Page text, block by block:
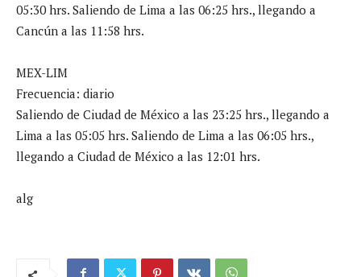
05:30 hrs. Saliendo de Lima a las 06:25 hrs., llegando a
Cancún a las 11:58 hrs.
MEX-LIM
Frecuencia: diario
Saliendo de Ciudad de México a las 23:25 hrs., llegando a
Lima a las 05:05 hrs. Saliendo de Lima a las 06:05 hrs.,
llegando a Ciudad de México a las 12:01 hrs.
alg